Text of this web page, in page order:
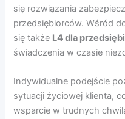
się rozwiązania
przedsiębiorców. Wśród
się także L4 dla
świadczenia w czasie
Indywidualne podejście
sytuacji życiowej klienta,
wsparcie w trudnych